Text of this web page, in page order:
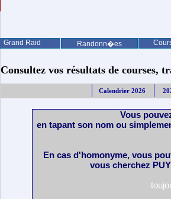
Grand Raid Randonn�es
Consultez vos résultats de courses,
Calendrier 2026
Vous
en tapant son nom ou
En cas d'homonyme, vous
vous cherchez